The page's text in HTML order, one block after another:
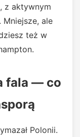
z aktywnym
Mniejsze, ale
też w
fala — co
Polonii.